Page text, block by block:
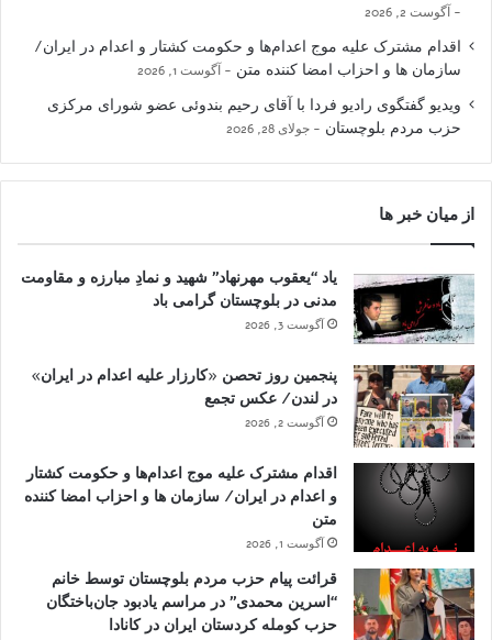
آگوست 2, 2026
اقدام مشترک علیه موج اعدام‌ها و حکومت کشتار و اعدام در ایران/
سازمان ها و احزاب امضا کننده متن
آگوست 1, 2026
ویدیو گفتگوی رادیو فردا با آقای رحیم بندوئی عضو شورای مرکزی
حزب مردم بلوچستان
جولای 28, 2026
از میان خبر ها
یاد “یعقوب مهرنهاد” شهید و نمادِ مبارزه و مقاومت
مدنی در بلوچستان گرامی باد
آگوست 3, 2026
پنجمین روز تحصن «کارزار علیه اعدام در ایران»
در لندن/ عکس تجمع
آگوست 2, 2026
اقدام مشترک علیه موج اعدام‌ها و حکومت کشتار
و اعدام در ایران/ سازمان ها و احزاب امضا کننده
متن
آگوست 1, 2026
قرائت پیام حزب مردم بلوچستان توسط خانم
“اسرین محمدی” در مراسم یادبود جان‌باختگان
حزب کومله کردستان ایران در کانادا